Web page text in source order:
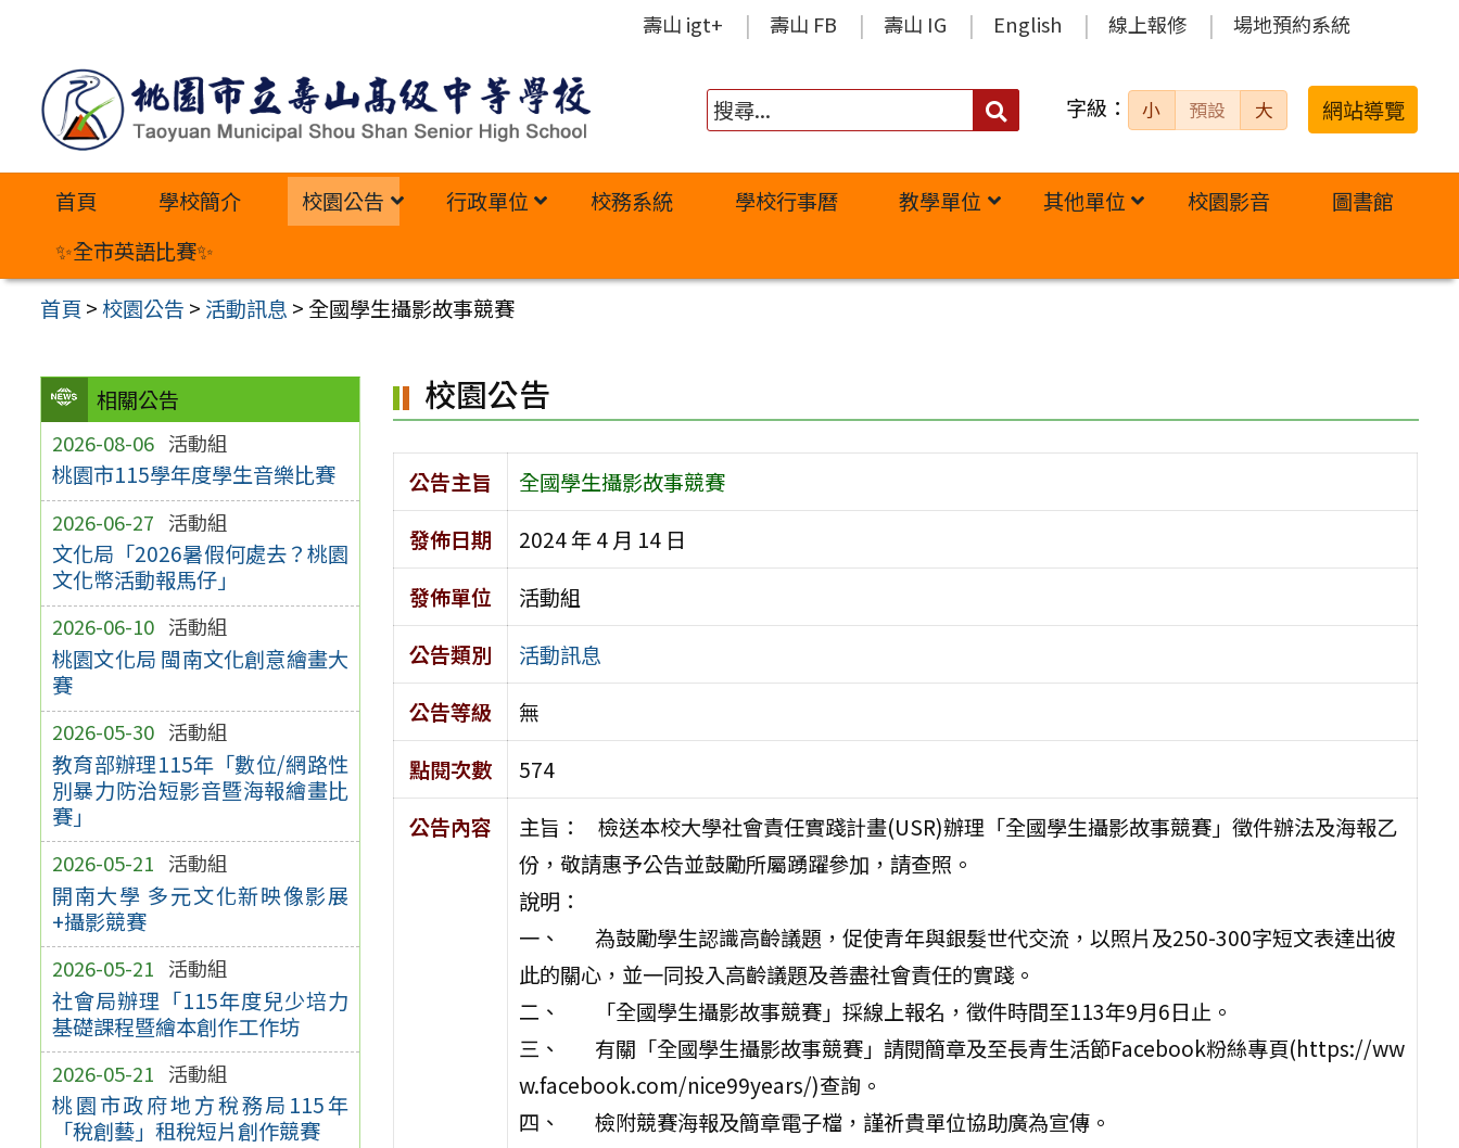
內
壽山 igt+ 壽山 FB 壽山 IG English 線上報修 場地預約系統
搜
字級： 小 預設 大 網站導覽
首頁 學校簡介 校園公告 行政單位 校務系統 學校行事曆 教學單位 其他單位 校園影音
圖書館
✨全市英語比賽✨
首頁 >校園公告 > 活動訊息 > 全國學生攝影故事競賽
相關公告
2026-08-06 活動組
桃園市115學年度學生音樂比賽
2026-06-27 活動組
文化局「2026暑假何處去？桃園
文化幣活動報馬仔」
2026-06-10 活動組
桃園文化局 閩南文化創意繪畫大
賽
2026-05-30 活動組
教育部辦理115年「數位/網路性
別暴力防治短影音暨海報繪畫比
賽」
2026-05-21 活動組
開南大學 多元文化新映像影展
+攝影競賽
2026-05-21 活動組
社會局辦理「115年度兒少培力
基礎課程暨繪本創作工作坊
2026-05-21 活動組
桃園市政府地方稅務局115年
「稅創藝」租稅短片創作競賽
校園公告
公告主旨
全國學生攝影故事競賽
發佈日期
2024 年 4 月 14 日
發佈單位
活動組
公告類別
活動訊息
公告等級
無
點閱次數
574
公告內容
主旨： 檢送本校大學社會責任實踐計畫(USR)辦理「全國學生攝影故事競賽」徵件辦法及海報乙
份，敬請惠予公告並鼓勵所屬踴躍參加，請查照。
說明：
一、 為鼓勵學生認識高齡議題，促使青年與銀髮世代交流，以照片及250-300字短文表達出彼
此的關心，並一同投入高齡議題及善盡社會責任的實踐。
二、 「全國學生攝影故事競賽」採線上報名，徵件時間至113年9月6日止。
三、 有關「全國學生攝影故事競賽」請閱簡章及至長青生活節Facebook粉絲專頁(https://ww
w.facebook.com/nice99years/)查詢。
四、 檢附競賽海報及簡章電子檔，謹祈貴單位協助廣為宣傳。